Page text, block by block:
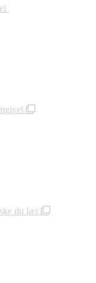
du lær